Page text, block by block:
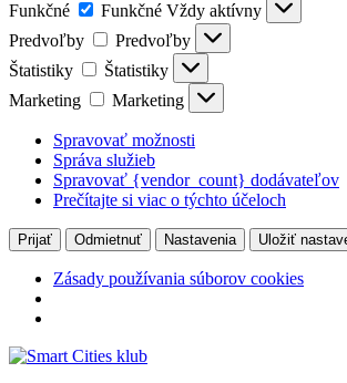
Funkčné
Funkčné Vždy aktívny
Predvoľby
Predvoľby
Štatistiky
Štatistiky
Marketing
Marketing
Spravovať možnosti
Správa služieb
Spravovať {vendor_count} dodávateľov
Prečítajte si viac o týchto účeloch
Prijať Odmietnuť Nastavenia Uložiť
Zásady používania súborov cookies